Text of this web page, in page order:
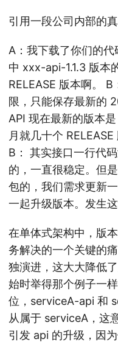
引用一段公司内部的真
A：我下载了你们的
中 xxx-api-1.1.3 版本
RELEASE 版本啊。
限，只能保存最新的
API 现在最新的版本
月就几十个
B： 其实接口一行代
的，一直很稳定。但
包的，我们需求更新
一起升级版本。发生
在单体式架构中，版
务解决的一个关键的
独演进，这大大降低
始时举得那个例子一
位，serviceA-api 和
从属于 serviceA，这
引发 api 的升级，因